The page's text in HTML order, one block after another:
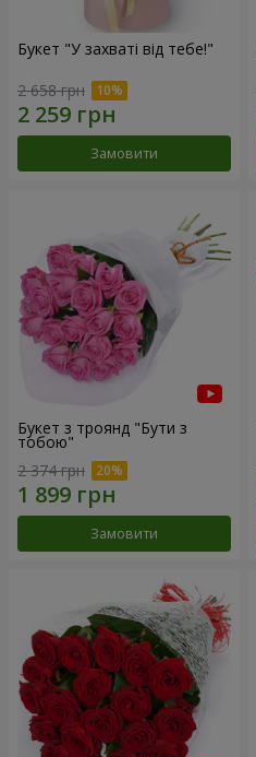
Букет "У захваті від тебе!"
2 658 грн
Замовити
Букет з троянд "Бути з
тобою"
2 374 грн
Замовити